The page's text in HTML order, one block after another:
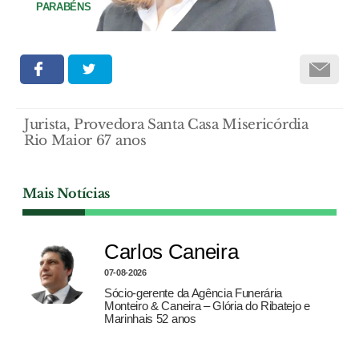
PARABÉNS
Jurista, Provedora Santa Casa Misericórdia
Rio Maior 67 anos
Mais Notícias
Carlos Caneira
07-08-2026
Sócio-gerente da Agência Funerária
Monteiro & Caneira – Glória do Ribatejo e
Marinhais 52 anos